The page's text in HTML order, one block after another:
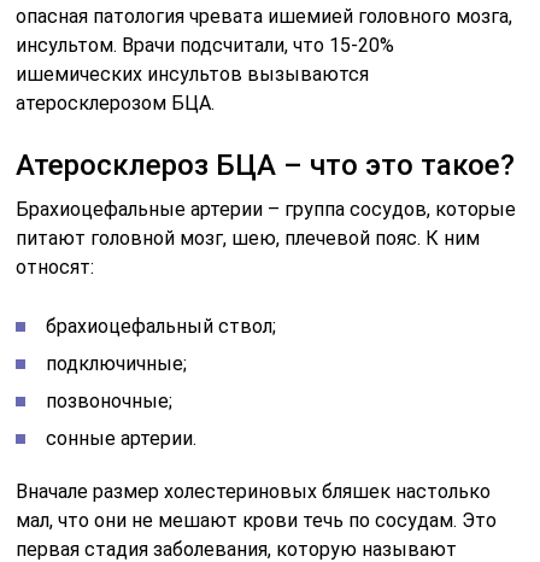
опасная патология чревата ишемией головного мозга,
инсультом. Врачи подсчитали, что 15-20%
ишемических инсультов вызываются
атеросклерозом БЦА.
Атеросклероз БЦА – что это такое?
Брахиоцефальные артерии – группа сосудов, которые
питают головной мозг, шею, плечевой пояс. К ним
относят:
брахиоцефальный ствол;
подключичные;
позвоночные;
сонные артерии.
Вначале размер холестериновых бляшек настолько
мал, что они не мешают крови течь по сосудам. Это
первая стадия заболевания, которую называют